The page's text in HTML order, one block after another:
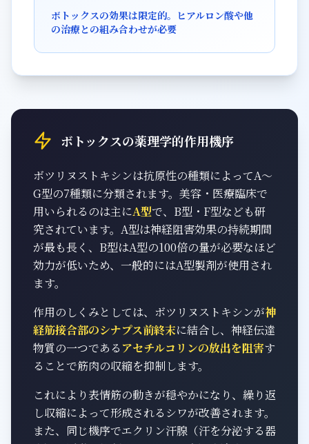
ボトックスの効果は限定的。ヒアルロン酸や他
の治療との組み合わせが必要
ボトックスの薬理学的作用機序
ボツリヌストキシンは抗原性の種類によってA〜
G型の7種類に分類されます。美容・医療臨床で
用いられるのは主にA型で、B型・F型なども研
究されています。A型は神経阻害効果の持続期間
が最も長く、B型はA型の100倍の量が必要なほど
効力が低いため、一般的にはA型製剤が使用され
ます。
作用のしくみとしては、ボツリヌストキシンが神
経筋接合部のシナプス前終末に結合し、神経伝達
物質の一つである アセチルコリンの放出を阻害す
ることで筋肉の収縮を抑制します。
これにより表情筋の動きが穏やかになり、繰り返
し収縮によって形成されるシワが改善されます。
また、同じ機序でエクリン汗腺（汗を分泌する器